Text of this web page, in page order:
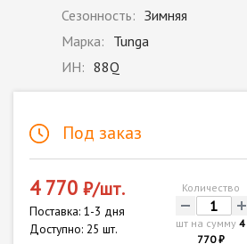
Сезонность: Зимняя
Марка: Tunga
ИН: 88Q
Под заказ
4 770 ₽/шт.
Поставка: 1-3 дня
Доступно: 25 шт.
Количество
- +
шт на сумму4
770 ₽